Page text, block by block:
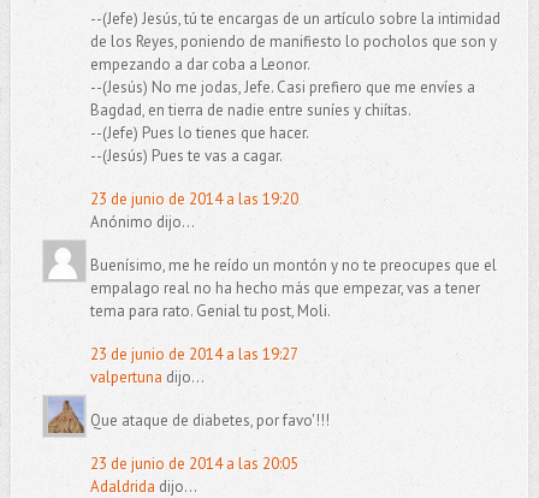
--(Jefe) Jesús, tú te encargas de un artículo sobre la intimidad
de los Reyes, poniendo de manifiesto lo pocholos que son y
empezando a dar coba a Leonor.
--(Jesús) No me jodas, Jefe. Casi prefiero que me envíes a
Bagdad, en tierra de nadie entre suníes y chiítas.
--(Jefe) Pues lo tienes que hacer.
--(Jesús) Pues te vas a cagar.
23 de junio de 2014 a las 19:20
Anónimo dijo...
Buenísimo, me he reído un montón y no te preocupes que el
empalago real no ha hecho más que empezar, vas a tener
tema para rato. Genial tu post, Moli.
23 de junio de 2014 a las 19:27
valpertuna dijo...
Que ataque de diabetes, por favo'!!!
23 de junio de 2014 a las 20:05
Adaldrida dijo...